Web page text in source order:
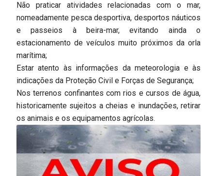
Não praticar atividades relacionadas com o mar,
nomeadamente pesca desportiva, desportos náuticos
e passeios à beira-mar, evitando ainda o
estacionamento de veículos muito próximos da orla
marítima;
Estar atento às informações da meteorologia e às
indicações da Proteção Civil e Forças de Segurança;
Nos terrenos confinantes com rios e cursos de água,
historicamente sujeitos a cheias e inundações, retirar
os animais e os equipamentos agrícolas.